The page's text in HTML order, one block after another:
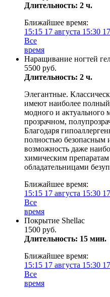
Длительность: 2 ч.
Ближайшее время:
15:15 17 августа 15:30
Все
время
Наращивание ногтей
5500 руб.
Длительность: 2 ч.
Элегантные.
имеют наиболее полный
модного и
прозрачном,
Благодаря
полностью безопасным
возможность даже
химическим препаратам
обладательницами
Ближайшее время:
15:15 17 августа 15:30
Все
время
Покрытие Shellac
1500 руб.
Длительность: 15 мин.
Ближайшее время:
15:15 17 августа 15:30
Все
время